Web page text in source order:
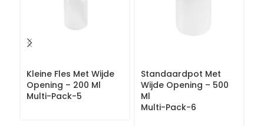
Kleine Fles Met Wijde
Opening – 200 Ml
Multi-Pack-5
Standaardpot Met
Wijde Opening – 500
Ml
Multi-Pack-6